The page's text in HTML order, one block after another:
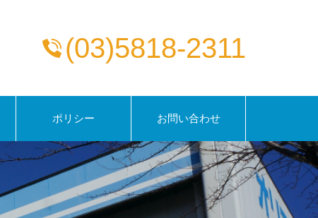
(03)5818-2311
ポリシー お問い合わせ